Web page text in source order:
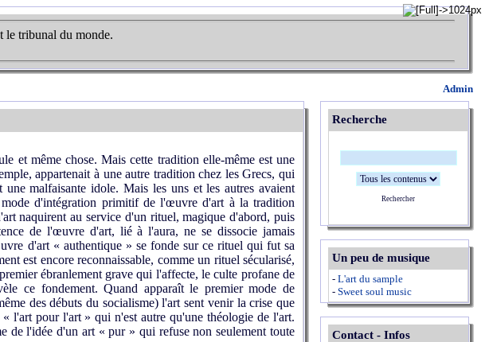
le tribunal du monde.
Admin
et même chose. Mais cette tradition elle-même est une
appartenait à une autre tradition chez les Grecs, qui
malfaisante idole. Mais les uns et les autres avaient
d'intégration primitif de l'œuvre d'art à la tradition
naquirent au service d'un rituel, magique d'abord, puis
de l'œuvre d'art, lié à l'aura, ne se dissocie jamais
d'art « authentique » se fonde sur ce rituel qui fut sa
est encore reconnaissable, comme un rituel sécularisé,
ébranlement grave qui l'affecte, le culte profane de
ce fondement. Quand apparaît le premier mode de
des débuts du socialisme) l'art sent venir la crise que
l'art pour l'art » qui n'est autre qu'une théologie de l'art.
de l'idée d'un art « pur » qui refuse non seulement toute
Recherche
Rechercher
Un peu de musique
- L'art du sample
- Sweet soul music
Contact - Infos